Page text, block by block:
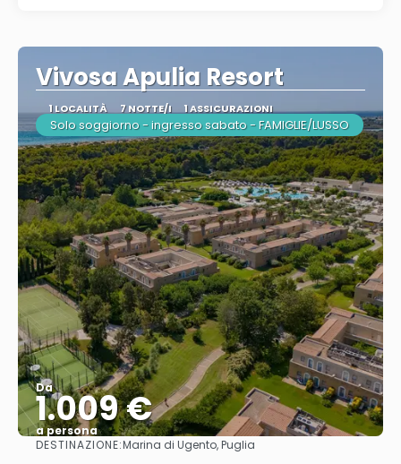
Vivosa Apulia Resort
1 LOCALITÀ 7 NOTTE/I 1 ASSICURAZIONI
Solo soggiorno - ingresso sabato - FAMIGLIE/LUSSO
Da
1.009 €
a persona
Vedere
DESTINAZIONE:Marina di Ugento, Puglia